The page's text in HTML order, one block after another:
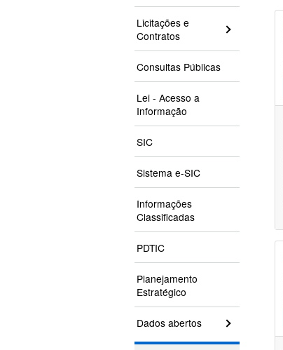
Licitações e
Contratos
Consultas Públicas
Lei - Acesso a
Informação
SIC
Sistema e-SIC
Informações
Classificadas
PDTIC
Planejamento
Estratégico
Dados abertos